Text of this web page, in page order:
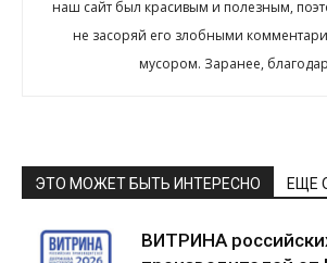
наш сайт был красивым и полезным,
не засоряй его злобными
мусором. Заранее,
ЭТО МОЖЕТ БЫТЬ ИНТЕРЕСНО ЕЩЕ
ВИТРИНА